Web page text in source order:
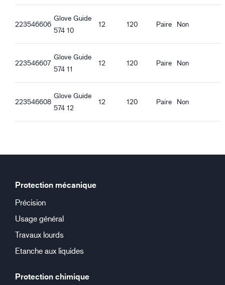
223546606
Glove Guide
574 10
12 120 Paire Non
223546607
Glove Guide
574 11
12 120 Paire Non
223546608
Glove Guide
574 12
12 120 Paire Non
Protection mécanique
Précision
Usage général
Travaux lourds
Etanche aux liquides
Protection chimique